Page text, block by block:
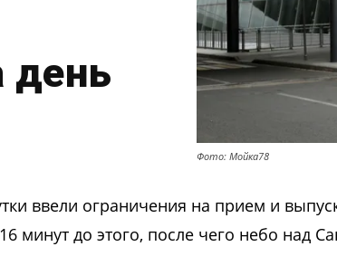
день
Фото: Мойка78
ввели ограничения на прием и
минут до этого, после чего небо над